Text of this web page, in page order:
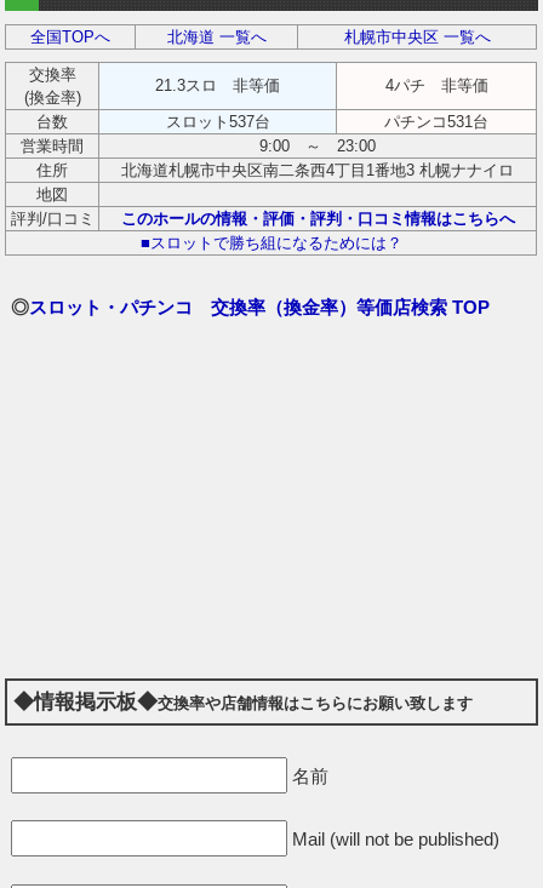
全国TOPへ 北海道 一覧へ 札幌市中央区 一覧へ
交換率
(換金率)
21.3スロ 非等価
4パチ 非等価
台数
スロット537台
パチンコ531台
営業時間
9:00 ～ 23:00
住所
北海道札幌市中央区南二条西4丁目1番地3 札幌ナナイロ
地図
評判/口コミ
このホールの情報・評価・評判・口コミ情報はこちらへ
■スロットで勝ち組になるためには？
◎スロット・パチンコ 交換率（換金率）等価店検索 TOP
◆情報掲示板◆交換率や店舗情報はこちらにお願い致します
名前
Mail (will not be published)